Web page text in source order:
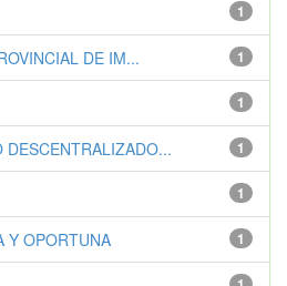
1
1
DE IM...
1
1
1
1
Y OPORTUNA